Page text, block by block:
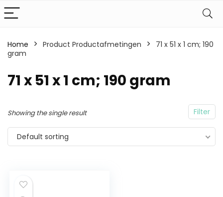
Home Product Productafmetingen
71 x 51 x 1 cm; 190
gram
71 x 51 x 1 cm; 190 gram
Filter
Showing the single result
Default sorting